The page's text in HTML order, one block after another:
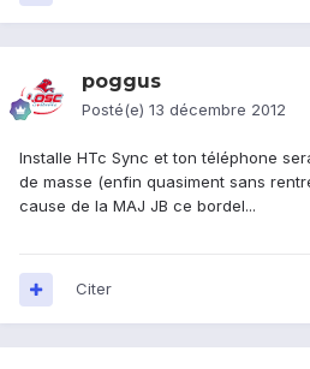
poggus
Posté(e) 13 décembre 2012
Installe HTc Sync et ton téléphone
de masse (enfin quasiment sans
cause de la MAJ JB ce bordel...
Citer